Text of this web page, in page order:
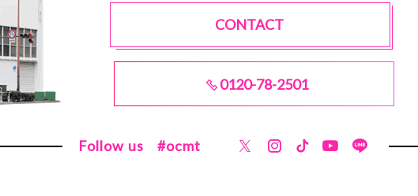
CONTACT
0120-78-2501
Follow us #ocmt